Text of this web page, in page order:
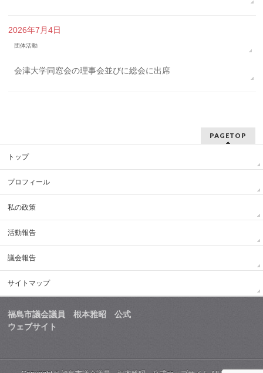
2026年7月4日
団体活動
会津大学同窓会の理事会並びに総会に出席
PAGETOP
トップ
プロフィール
私の政策
活動報告
議会報告
サイトマップ
福島市議会議員 根本雅昭 公式
ウェブサイト